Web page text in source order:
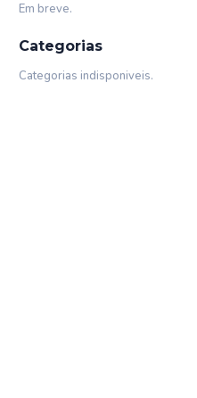
Em breve.
Categorias
Categorias indisponiveis.